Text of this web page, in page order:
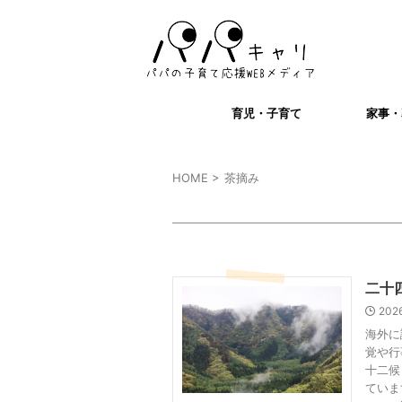
育児・子育て 家事
HOME > 茶摘み
二十
海外
覚や
十二
てい